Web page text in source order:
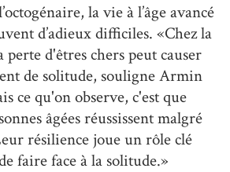
la vie à l’âge avancé
d’adieux difficiles. «Chez la
perte d'êtres chers peut causer
de solitude, souligne Armin
ce qu'on observe, c'est que
âgées réussissent malgré
résilience joue un rôle clé
faire face à la solitude.»